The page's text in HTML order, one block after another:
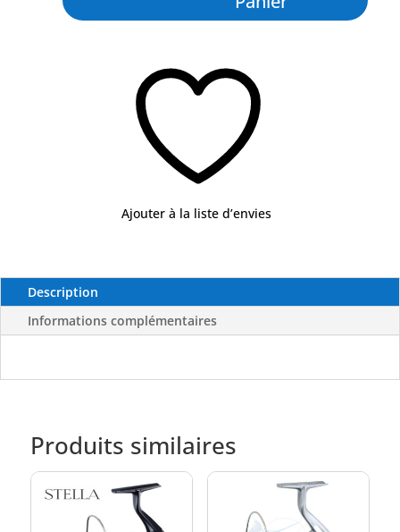
Ajouter à la liste d’envies
Description
Informations complémentaires
Produits similaires